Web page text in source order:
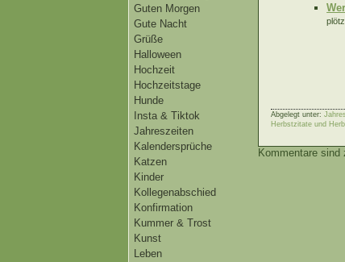
Guten Morgen
Gute Nacht
Grüße
Halloween
Hochzeit
Hochzeitstage
Hunde
Insta & Tiktok
Jahreszeiten
Kalendersprüche
Katzen
Kinder
Kollegenabschied
Konfirmation
Kummer & Trost
Kunst
Leben
Abgelegt unter:
Herbstzitate und
Kommentare sind